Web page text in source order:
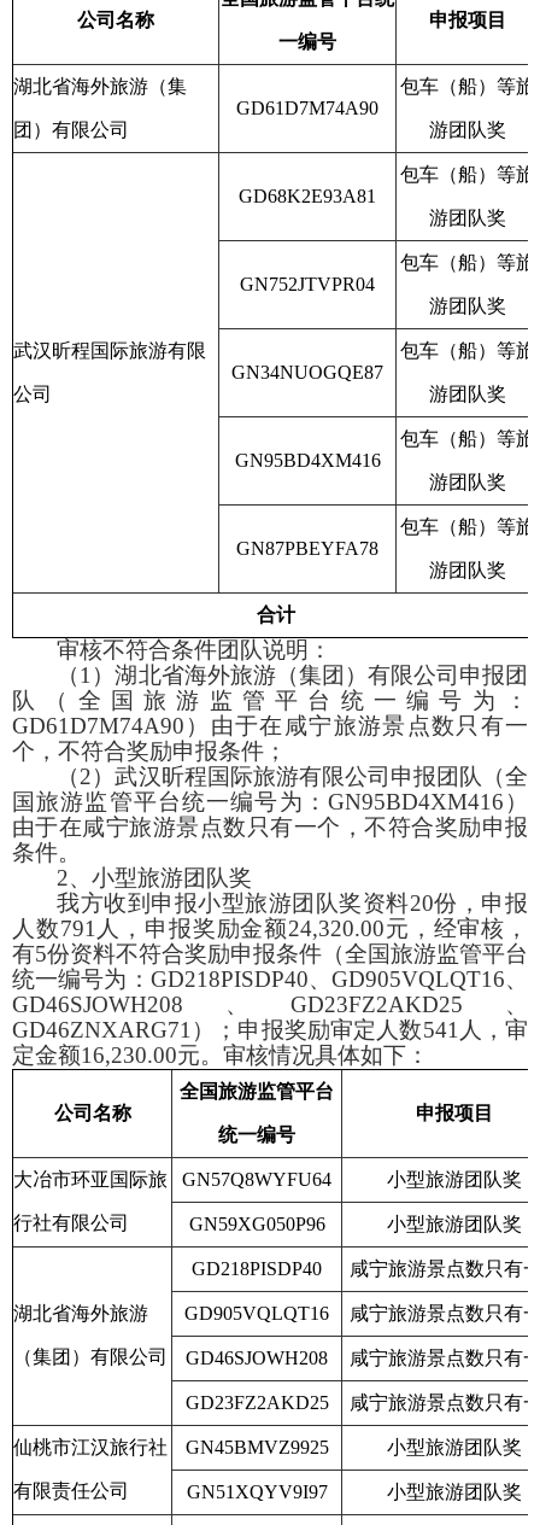
公司名称
一编号
申报项目
湖北省海外旅游（集
团）有限公司
GD61D7M74A90
包车（船）等旅
游团队奖
武汉昕程国际旅游有限
公司
GD68K2E93A81
包车（船）等旅
游团队奖
GN752JTVPR04
包车（船）等旅
游团队奖
GN34NUOGQE87
包车（船）等旅
游团队奖
GN95BD4XM416
包车（船）等旅
游团队奖
GN87PBEYFA78
包车（船）等旅
游团队奖
合计
审核不符合条件团队说明：
（1 ）湖北省海外旅游（集团）有限公司申报团
队（全国旅游监管平台统一编号为：
GD61D7M74A90 ）由于在咸宁旅游景点数只有一
个，不符合奖励申报条件；
（2）武汉昕程国际旅游有限公司申报团队（全
国旅游监管平台统一编号为： GN95BD4XM416 ）
由于在咸宁旅游景点数只有一个，不符合奖励申报
条件。
2、小型旅游团队奖
我方收到申报小型旅游团队奖资料20份，申报
人数791 人，申报奖励金额24,320.00元，经审核，
有5份资料不符合奖励申报条件（全国旅游监管平台
统一编号为： GD218PISDP40、 GD905VQLQT16、
GD46SJOWH208 、 GD23FZ2AKD25 、
GD46ZNXARG71 ）；申报奖励审定人数541 人，审
定金额16,230.00元。审核情况具体如下：
公司名称
全国旅游监管平台
统一编号
申报项目
大冶市环亚国际旅
行社有限公司
GN57Q8WYFU64 小型旅游团队奖
GN59XG050P96 小型旅游团队奖
湖北省海外旅游
（集团）有限公司
GD218PISDP40 咸宁旅游景点数只有
GD905VQLQT16 咸宁旅游景点数只有
GD46SJOWH208 咸宁旅游景点数只有
GD23FZ2AKD25 咸宁旅游景点数只有
仙桃市江汉旅行社
有限责任公司
GN45BMVZ9925 小型旅游团队奖
GN51XQYV9I97 小型旅游团队奖